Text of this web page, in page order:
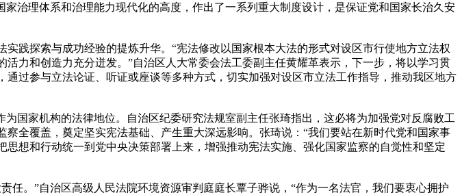
理体系和治理能力现代化的高度，作出了一系列重大制度设计，是保证党和国家长治久安
探索与成功经验的提炼升华。“宪法修改以国家根本大法的形式对设区市行使地方立法权
力和创造力充分迸发。”自治区人大常委会法工委副主任黄耀革表示，下一步，将以学习贯
过参与立法论证、听证或座谈等多种方式，切实加强对设区市立法工作指导，推动我区地方
家机构的法律地位。自治区纪委研究法规室副主任张琦指出，这必将为加强党对反腐败工
全覆盖，奠定坚实宪法基础、产生重大深远影响。张琦说：“我们要站在新时代党和国家事
想和行动统一到党中央决策部署上来，增强推动宪法实施、强化国家监察的自觉性和坚定
。”自治区高级人民法院环境资源审判庭庭长覃子骅说，“作为一名法官，我们要衷心拥护